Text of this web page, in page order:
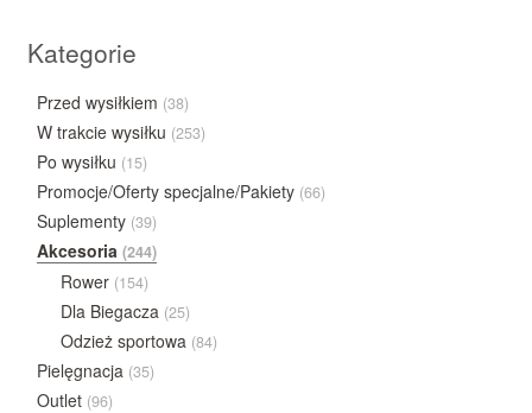
Kategorie
Przed wysiłkiem (38)
W trakcie wysiłku (253)
Po wysiłku (15)
Promocje/Oferty specjalne/Pakiety (66)
Suplementy (39)
Akcesoria (244)
Rower (154)
Dla Biegacza (25)
Odzież sportowa (84)
Pielęgnacja (35)
Outlet (96)